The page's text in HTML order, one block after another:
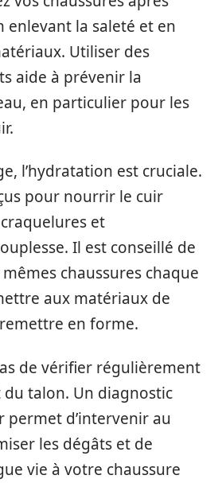
enlevant la saleté et en
Utiliser des
aide à prévenir la
en particulier pour les
l’hydratation est cruciale.
pour nourrir le cuir
et
Il est conseillé de
chaussures chaque
aux matériaux de
en forme.
de vérifier régulièrement
du talon. Un diagnostic
d’intervenir au
les dégâts et de
vie à votre chaussure